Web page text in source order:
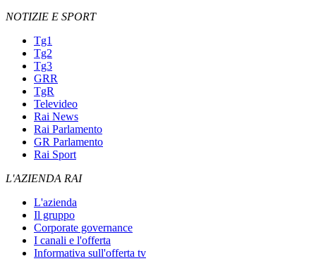
NOTIZIE E SPORT
Tg1
Tg2
Tg3
GRR
TgR
Televideo
Rai News
Rai Parlamento
GR Parlamento
Rai Sport
L'AZIENDA RAI
L'azienda
Il gruppo
Corporate governance
I canali e l'offerta
Informativa sull'offerta tv